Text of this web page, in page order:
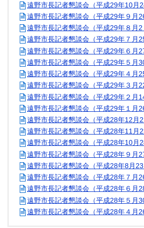
遠野市長記者懇談会（平成29年10月
遠野市長記者懇談会（平成29年９月
遠野市長記者懇談会（平成29年８月2
遠野市長記者懇談会（平成29年７月
遠野市長記者懇談会（平成29年６月
遠野市長記者懇談会（平成29年５月
遠野市長記者懇談会（平成29年４月
遠野市長記者懇談会（平成29年３月
遠野市長記者懇談会（平成29年２月
遠野市長記者懇談会（平成29年１月
遠野市長記者懇談会（平成28年12月
遠野市長記者懇談会（平成28年11月
遠野市長記者懇談会（平成28年10月
遠野市長記者懇談会（平成28年９月
遠野市長記者懇談会（平成28年8月23
遠野市長記者懇談会（平成28年７月
遠野市長記者懇談会（平成28年６月
遠野市長記者懇談会（平成28年５月
遠野市長記者懇談会（平成28年４月